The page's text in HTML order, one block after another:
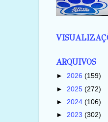
ARQUIVOS
► 2026 (159)
► 2025 (272)
► 2024 (106)
► 2023 (302)